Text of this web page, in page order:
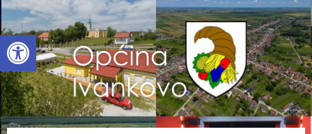
Open toolbar
Skip
to
content
Skip
to
left
sidebar
Skip
to
footer